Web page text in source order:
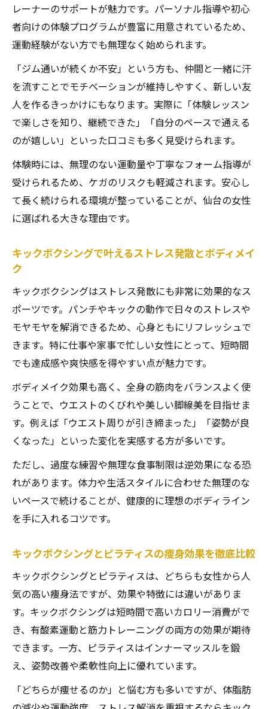
口コミが教えるキックボクシング継続の秘
訣
女性が宮町で安心して続ける減量法を提案
女性専用キックボクシングジムの魅力と安
心感
通いやすさ重視のキックボクシングジムの
選び方
キックボクシングで心身ともに美しく痩せ
る方法
プライベートレッスンで続くキックボクシ
ング習慣
初心者女性も安心のサポート体制が充実
キックボクシングでストレス発散とボディ
美ボディを目指す女性向け新習慣キックボ
クシング
キックボクシングで心も身体もリフレッシ
ュ
ボクシング
女性のための美しさと健康を両立する方法
初心者も安心のキックボクシング成功ポイント
方
女性向けキックボクシング成功事例とコツ
安心して続けられるキックボクシングの秘
初心者女性を支えるジムスタッフのサポー
ト
キックボクシングの上達ポイントを徹底解
説
レーナーのサポートが魅力です。パーソナル指導や初心
者向けの体験プログラムが豊富に用意されているため、
運動経験がない方でも無理なく始められます。
「ジム通いが続くか不安」という方も、仲間と一緒に汗
を流すことでモチベーションが維持しやすく、新しい友
人を作るきっかけにもなります。実際に「体験レッスン
で楽しさを知り、継続できた」「自分のペースで通える
のが嬉しい」といった口コミも多く見受けられます。
体験時には、無理のない運動量や丁寧なフォーム指導が
受けられるため、ケガのリスクも軽減されます。安心し
て長く続けられる環境が整っていることが、仙台の女性
に選ばれる大きな理由です。
キックボクシングで叶えるストレス発散とボディメイ
ク
キックボクシングはストレス発散にも非常に効果的なス
ポーツです。パンチやキックの動作で日々のストレスや
モヤモヤを解消できるため、心身ともにリフレッシュで
きます。特に仕事や家事で忙しい女性にとって、短時間
でも達成感や爽快感を得やすい点が魅力です。
ボディメイク効果も高く、全身の筋肉をバランスよく使
うことで、ウエストのくびれや美しい脚線美を目指せま
す。例えば「ウエスト周りが引き締まった」「姿勢が良
くなった」といった変化を実感する方が多いです。
ただし、過度な練習や無理な食事制限は逆効果になる恐
れがあります。体力や生活スタイルに合わせた無理のな
いペースで続けることが、健康的に理想のボディライン
を手に入れるコツです。
キックボクシングとピラティスの痩身効果を徹底比較
キックボクシングとピラティスは、どちらも女性から人
気の高い痩身法ですが、効果や特徴には違いがありま
す。キックボクシングは短時間で高いカロリー消費がで
き、有酸素運動と筋力トレーニングの両方の効果が期待
できます。一方、ピラティスはインナーマッスルを鍛
え、姿勢改善や柔軟性向上に優れています。
「どちらが痩せるのか」と悩む方も多いですが、体脂肪